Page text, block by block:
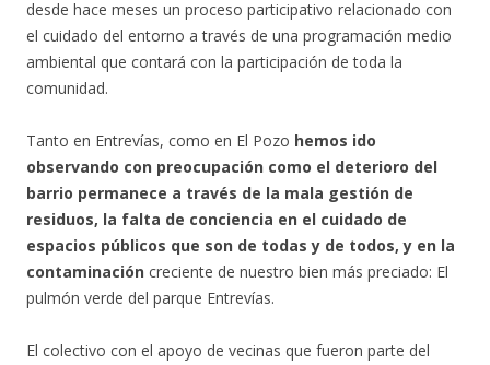
desde hace meses un proceso participativo relacionado con
el cuidado del entorno a través de una programación medio
ambiental que contará con la participación de toda la
comunidad.
Tanto en Entrevías, como en El Pozo hemos ido
observando con preocupación como el deterioro del
barrio permanece a través de la mala gestión de
residuos, la falta de conciencia en el cuidado de
espacios públicos que son de todas y de todos, y en la
contaminación creciente de nuestro bien más preciado: El
pulmón verde del parque Entrevías.
El colectivo con el apoyo de vecinas que fueron parte del